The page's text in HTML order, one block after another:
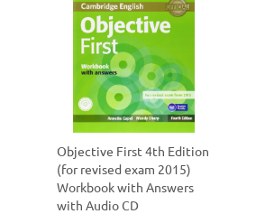
Objective First 4th Edition
(for revised exam 2015)
Workbook with Answers
with Audio CD